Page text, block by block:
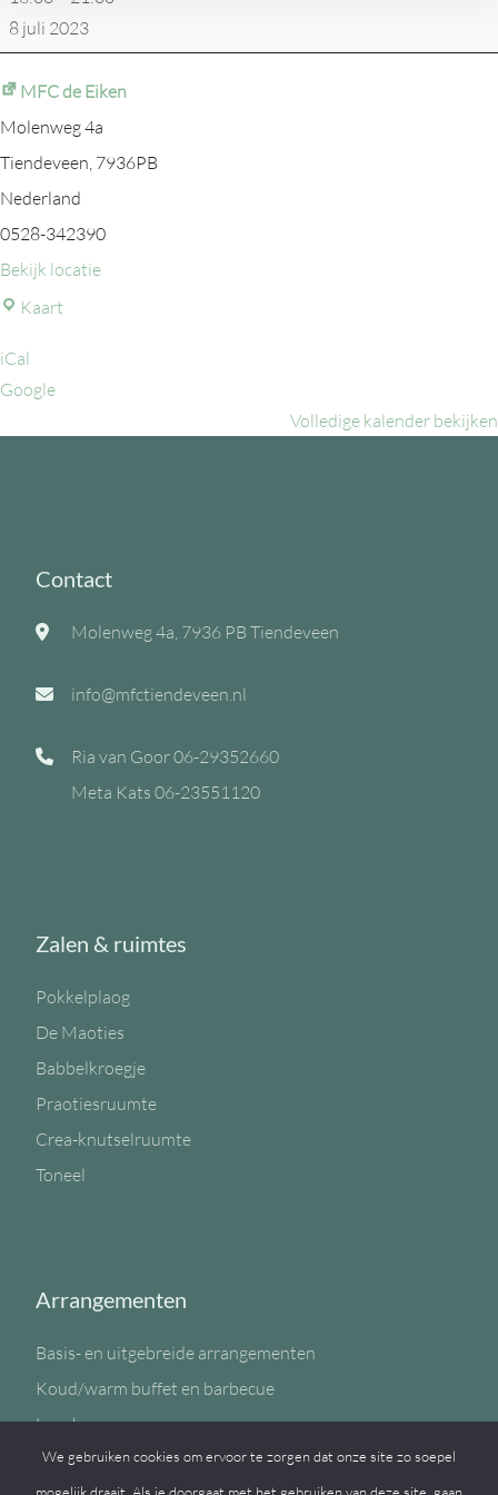
8 juli 2023
MFC de Eiken
Molenweg 4a
Tiendeveen, 7936PB
Nederland
0528-342390
Bekijk locatie
Kaart
iCal
Google
Volledige kalender bekijken
Contact
Molenweg 4a, 7936 PB Tiendeveen
info@mfctiendeveen.nl
Ria van Goor06-29352660
Meta Kats 06-23551120
Zalen & ruimtes
Pokkelplaog
De Maoties
Babbelkroegje
Praotiesruumte
Crea-knutselruumte
Toneel
Arrangementen
Basis- en uitgebreide arrangementen
Koud/warm buffet en barbecue
Lunch
Sportzaal
We gebruiken cookies om ervoor te zorgen dat onze site zo soepel